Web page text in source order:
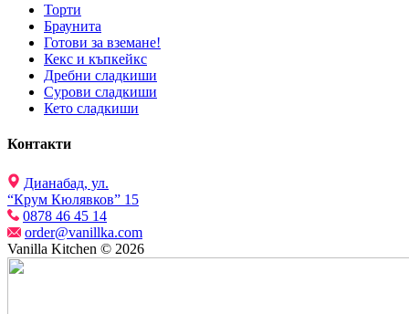
Торти
Браунита
Готови за вземане!
Кекс и къпкейкс
Дребни сладкиши
Сурови сладкиши
Кето сладкиши
Контакти
Дианабад, ул.
“Крум Кюлявков” 15
0878 46 45 14
order@vanillka.com
Vanilla Kitchen © 2026